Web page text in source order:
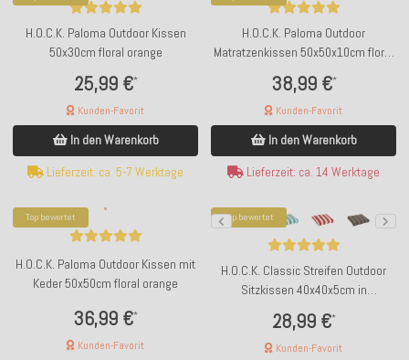
H.O.C.K. Paloma Outdoor Kissen
50x30cm floral orange
25,99 €*
Kunden-Favorit
In den Warenkorb
Lieferzeit: ca. 5-7 Werktage
H.O.C.K. Paloma Outdoor
Matratzenkissen 50x50x10cm floral
38,99 €*
Kunden-Favorit
In den Warenkorb
Lieferzeit: ca. 14 Werktage
Top bewertet
H.O.C.K. Paloma Outdoor Kissen mit
Keder 50x50cm floral orange
36,99 €*
Kunden-Favorit
Top bewertet
H.O.C.K. Classic Streifen Outdoor
Sitzkissen 40x40x5cm in
28,99 €*
Kunden-Favorit